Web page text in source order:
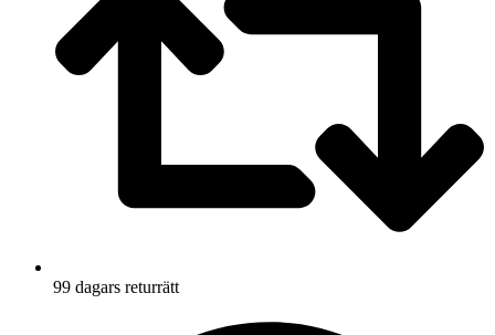
99 dagars returrätt